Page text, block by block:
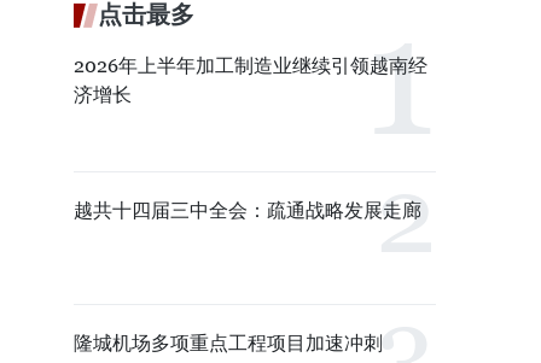
点击最多
2026年上半年加工制造业继续引领越南经
济增长
越共十四届三中全会：疏通战略发展走廊
隆城机场多项重点工程项目加速冲刺